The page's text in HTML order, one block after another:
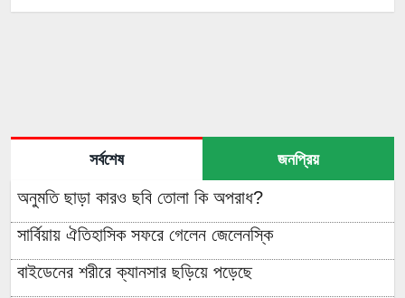
সর্বশেষ জনপ্রিয়
অনুমতি ছাড়া কারও ছবি তোলা কি অপরাধ?
সার্বিয়ায় ঐতিহাসিক সফরে গেলেন জেলেনস্কি
বাইডেনের শরীরে ক্যানসার ছড়িয়ে পড়েছে